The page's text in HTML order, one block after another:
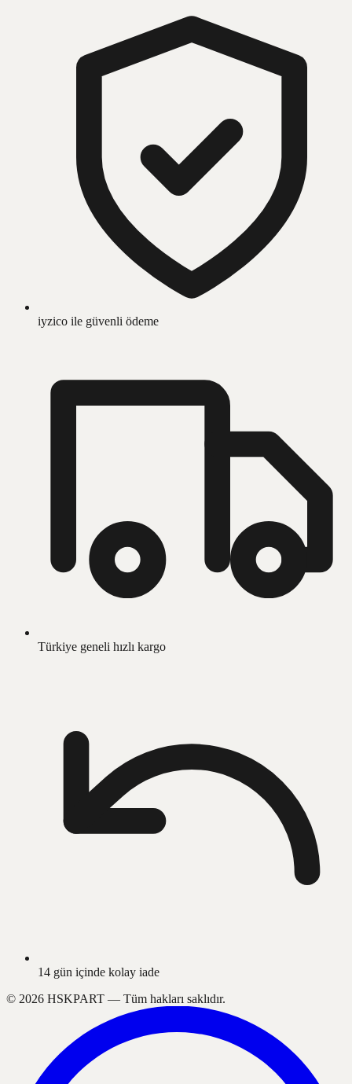
iyzico ile güvenli ödeme
Türkiye geneli hızlı kargo
14 gün içinde kolay iade
© 2026 HSKPART — Tüm hakları saklıdır.